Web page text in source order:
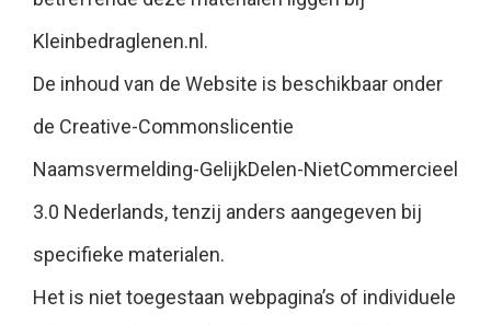
Kleinbedraglenen.nl.
De inhoud van de Website is beschikbaar onder
de Creative-Commonslicentie
Naamsvermelding-GelijkDelen-NietCommercieel
3.0 Nederlands, tenzij anders aangegeven bij
specifieke materialen.
Het is niet toegestaan webpagina’s of individuele